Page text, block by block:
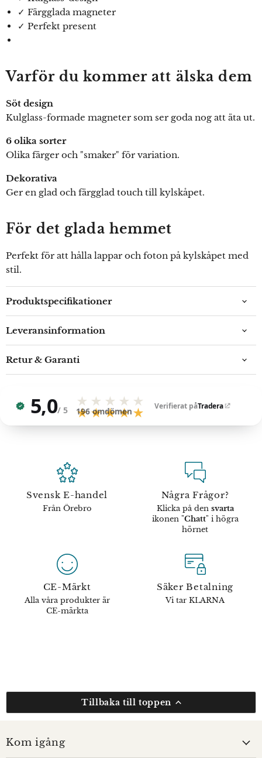
✓ Färgglada magneter
✓ Perfekt present
Varför du kommer att älska dem
Söt design
Kulglass-formade magneter som ser goda nog att äta ut.
6 olika sorter
Olika färger och "smaker" för variation.
Dekorativa
Ger en glad och färgglad touch till kylskåpet.
För det glada hemmet
Perfekt för att hålla lappar och foton på kylskåpet med
stil.
Produktspecifikationer
Leveransinformation
Retur & Garanti
5,0/ 5
★★★★★
★★★★★
196omdömen
Verifierat påTradera
Svensk E-handel
Från Örebro
Några Frågor?
Klicka på den svarta
ikonen "Chatt" i högra
hörnet
CE-Märkt
Alla våra produkter är
CE-märkta
Säker Betalning
Vi tar KLARNA
Tillbaka till toppen
Kom igång